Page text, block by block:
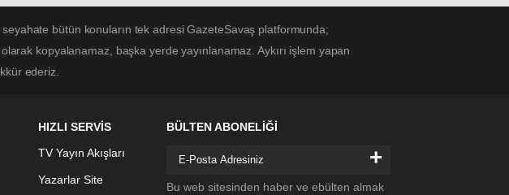
HatayGazeteleri
Isparta
bütün konuların tek adresi GazeteSavaş platformunda;
kopyalanamaz, başka yerde yayınlanamaz. Aykırı işlem yapan
ederiz.
HIZLI SERVİS
TV Yayın Akışları
Yazarlar Site
BÜLTEN ABONELİĞİ
+
Bu web sitesinden haber ve ebülten almak